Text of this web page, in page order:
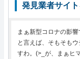
発見業者サイ
まぁ新型コロナの影
と言えば、そもそも
すわ。(>_が、まぁヒ